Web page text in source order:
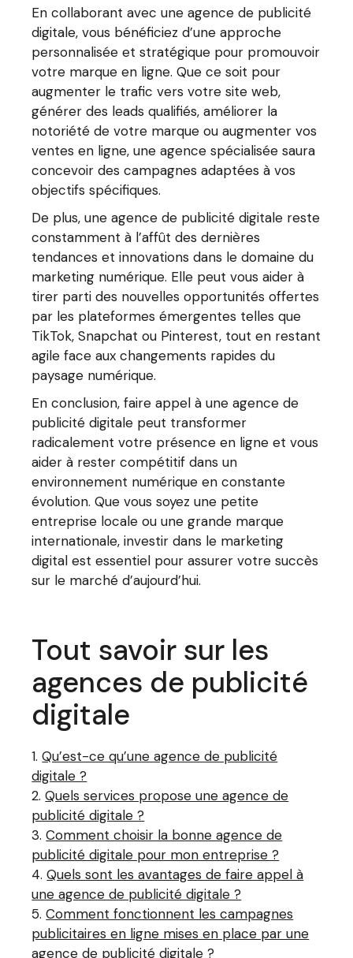
En collaborant avec une agence de publicité
digitale, vous bénéficiez d’une approche
personnalisée et stratégique pour promouvoir
votre marque en ligne. Que ce soit pour
augmenter le trafic vers votre site web,
générer des leads qualifiés, améliorer la
notoriété de votre marque ou augmenter vos
ventes en ligne, une agence spécialisée saura
concevoir des campagnes adaptées à vos
objectifs spécifiques.
De plus, une agence de publicité digitale reste
constamment à l’affût des dernières
tendances et innovations dans le domaine du
marketing numérique. Elle peut vous aider à
tirer parti des nouvelles opportunités offertes
par les plateformes émergentes telles que
TikTok, Snapchat ou Pinterest, tout en restant
agile face aux changements rapides du
paysage numérique.
En conclusion, faire appel à une agence de
publicité digitale peut transformer
radicalement votre présence en ligne et vous
aider à rester compétitif dans un
environnement numérique en constante
évolution. Que vous soyez une petite
entreprise locale ou une grande marque
internationale, investir dans le marketing
digital est essentiel pour assurer votre succès
sur le marché d’aujourd’hui.
Tout savoir sur les
agences de publicité
digitale
Qu’est-ce qu’une agence de publicité
digitale ?
Quels services propose une agence de
publicité digitale ?
Comment choisir la bonne agence de
publicité digitale pour mon entreprise ?
Quels sont les avantages de faire appel à
une agence de publicité digitale ?
Comment fonctionnent les campagnes
publicitaires en ligne mises en place par une
agence de publicité digitale ?